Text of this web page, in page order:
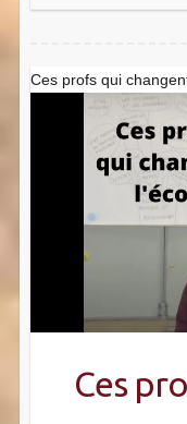
Ces profs qui
Ces